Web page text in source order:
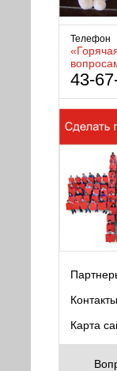
Телефон
43-
Контакты
Карта